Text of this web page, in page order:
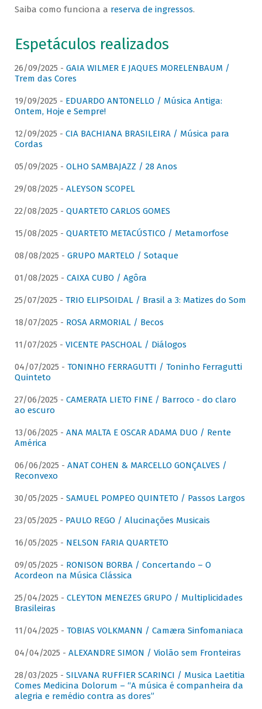
Saiba como funciona a reserva de ingressos.
Espetáculos realizados
26/09/2025 - GAIA WILMER E JAQUES MORELENBAUM /
Trem das Cores
19/09/2025 - EDUARDO ANTONELLO / Música Antiga:
Ontem, Hoje e Sempre!
12/09/2025 - CIA BACHIANA BRASILEIRA / Música para
Cordas
05/09/2025 - OLHO SAMBAJAZZ / 28 Anos
29/08/2025 - ALEYSON SCOPEL
22/08/2025 - QUARTETO CARLOS GOMES
15/08/2025 - QUARTETO METACÚSTICO / Metamorfose
08/08/2025 - GRUPO MARTELO / Sotaque
01/08/2025 - CAIXA CUBO / Agôra
25/07/2025 - TRIO ELIPSOIDAL / Brasil a 3: Matizes do Som
18/07/2025 - ROSA ARMORIAL / Becos
11/07/2025 - VICENTE PASCHOAL / Diálogos
04/07/2025 - TONINHO FERRAGUTTI / Toninho Ferragutti
Quinteto
27/06/2025 - CAMERATA LIETO FINE / Barroco - do claro
ao escuro
13/06/2025 - ANA MALTA E OSCAR ADAMA DUO / Rente
América
06/06/2025 - ANAT COHEN & MARCELLO GONÇALVES /
Reconvexo
30/05/2025 - SAMUEL POMPEO QUINTETO / Passos Largos
23/05/2025 - PAULO REGO / Alucinações Musicais
16/05/2025 - NELSON FARIA QUARTETO
09/05/2025 - RONISON BORBA / Concertando – O
Acordeon na Música Clássica
25/04/2025 - CLEYTON MENEZES GRUPO / Multiplicidades
Brasileiras
11/04/2025 - TOBIAS VOLKMANN / Camæra Sinfomaniaca
04/04/2025 - ALEXANDRE SIMON / Violão sem Fronteiras
28/03/2025 - SILVANA RUFFIER SCARINCI / Musica Laetitia
Comes Medicina Dolorum – “A música é companheira da
alegria e remédio contra as dores”